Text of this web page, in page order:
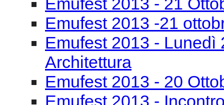
Emufest 2013 -
Emufest 2013 - 20
Inaugurazione
convegno La Banda
Incontri al Museo casa